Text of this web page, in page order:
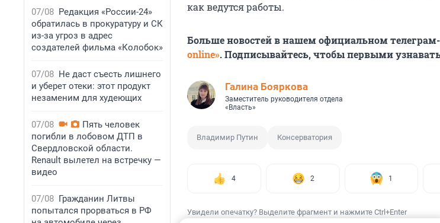
07/08 Редакция «России-24»
обратилась в прокуратуру и СК
из-за угроз в адрес
создателей фильма «Колобок»
07/08 Не даст съесть лишнего
и уберет отеки: этот продукт
незаменим для худеющих
07/08
Пять человек
погибли в лобовом ДТП в
Свердловской области.
Renault вылетел на встречку —
видео
07/08 Гражданин Литвы
попытался прорваться в РФ
как ведутся работы.
Больше новостей в нашем официальном
online». Подписывайтесь, чтобы первыми
Галина Бояркова
Заместитель руководителя отдела
«Власть»
Владимир Путин Консерватория
4 2 1
Увидели опечатку? Выделите фрагмент и нажмите Ctrl+Enter